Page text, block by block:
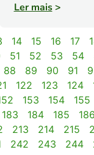
Ler mais>
14 15 16 17
51 52 53 54
88 89 90 91
122 123 124
153 154 155
183 184 185 186
213 214 215
242 243 244